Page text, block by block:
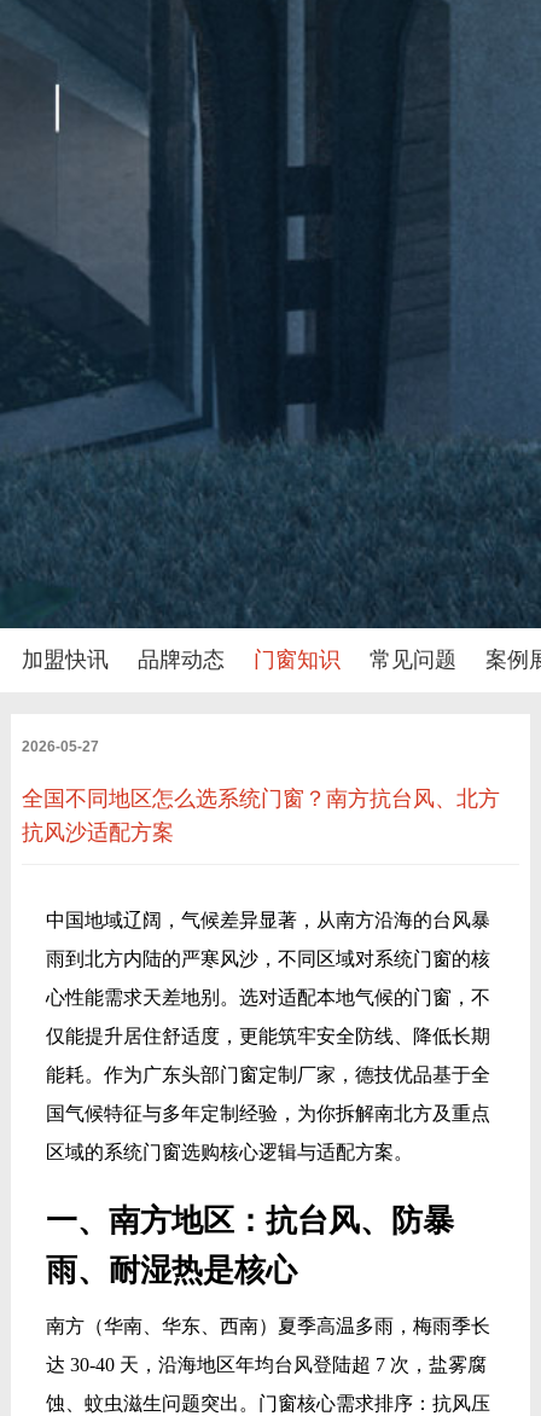
加盟快讯 品牌动态 门窗知识 常见问题 案例
2026-05-27
全国不同地区怎么选系统门窗？南方抗台风、北方
抗风沙适配方案
中国地域辽阔，气候差异显著，从南方沿海的台风暴
雨到北方内陆的严寒风沙，不同区域对系统门窗的核
心性能需求天差地别。选对适配本地气候的门窗，不
仅能提升居住舒适度，更能筑牢安全防线、降低长期
能耗。作为广东头部门窗定制厂家，德技优品基于全
国气候特征与多年定制经验，为你拆解南北方及重点
区域的系统门窗选购核心逻辑与适配方案。
一、南方地区：抗台风、防暴
雨、耐湿热是核心
南方（华南、华东、西南）夏季高温多雨，梅雨季长
达 30-40 天，沿海地区年均台风登陆超 7 次，盐雾腐
蚀、蚊虫滋生问题突出。门窗核心需求排序：抗风压